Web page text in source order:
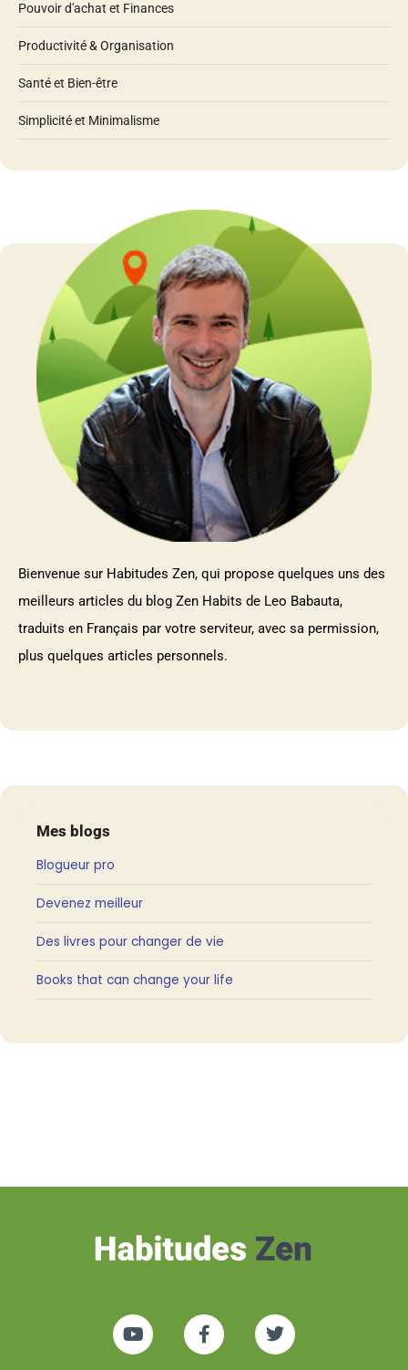
Pouvoir d'achat et Finances
Productivité & Organisation
Santé et Bien-être
Simplicité et Minimalisme
Bienvenue sur Habitudes Zen, qui propose quelques uns des
meilleurs articles du blog Zen Habits de Leo Babauta,
traduits en Français par votre serviteur, avec sa permission,
plus quelques articles personnels.
Mes blogs
Blogueur pro
Devenez meilleur
Des livres pour changer de vie
Books that can change your life